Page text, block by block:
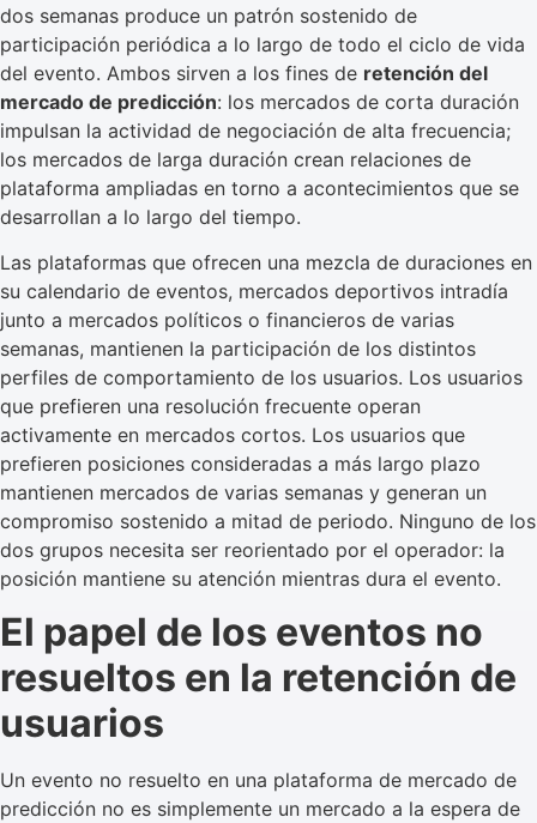
dos semanas produce un patrón sostenido de
participación periódica a lo largo de todo el ciclo de vida
del evento. Ambos sirven a los fines de retención del
mercado de predicción: los mercados de corta duración
impulsan la actividad de negociación de alta frecuencia;
los mercados de larga duración crean relaciones de
plataforma ampliadas en torno a acontecimientos que se
desarrollan a lo largo del tiempo.
Las plataformas que ofrecen una mezcla de duraciones en
su calendario de eventos, mercados deportivos intradía
junto a mercados políticos o financieros de varias
semanas, mantienen la participación de los distintos
perfiles de comportamiento de los usuarios. Los usuarios
que prefieren una resolución frecuente operan
activamente en mercados cortos. Los usuarios que
prefieren posiciones consideradas a más largo plazo
mantienen mercados de varias semanas y generan un
compromiso sostenido a mitad de periodo. Ninguno de los
dos grupos necesita ser reorientado por el operador: la
posición mantiene su atención mientras dura el evento.
El papel de los eventos no
resueltos en la retención de
usuarios
Un evento no resuelto en una plataforma de mercado de
predicción no es simplemente un mercado a la espera de